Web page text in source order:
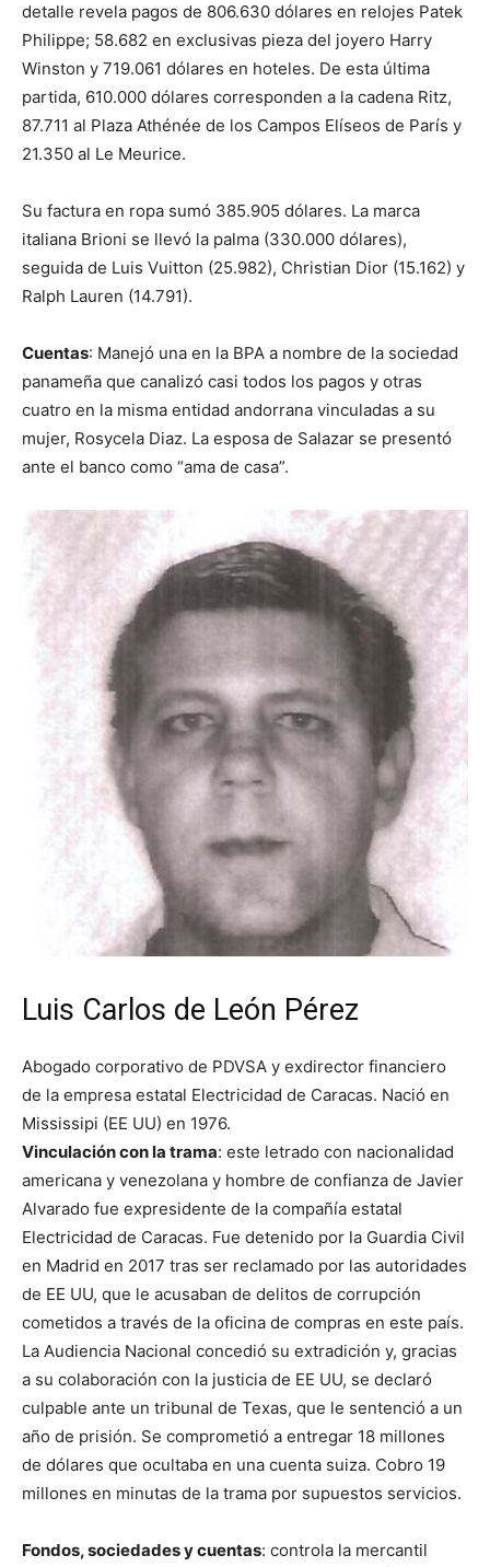
detalle revela pagos de 806.630 dólares en relojes Patek
Philippe; 58.682 en exclusivas pieza del joyero Harry
Winston y 719.061 dólares en hoteles. De esta última
partida, 610.000 dólares corresponden a la cadena Ritz,
87.711 al Plaza Athénée de los Campos Elíseos de París y
21.350 al Le Meurice.
Su factura en ropa sumó 385.905 dólares. La marca
italiana Brioni se llevó la palma (330.000 dólares),
seguida de Luis Vuitton (25.982), Christian Dior (15.162) y
Ralph Lauren (14.791).
Cuentas: Manejó una en la BPA a nombre de la sociedad
panameña que canalizó casi todos los pagos y otras
cuatro en la misma entidad andorrana vinculadas a su
mujer, Rosycela Diaz. La esposa de Salazar se presentó
ante el banco como “ama de casa”.
Luis Carlos de León Pérez
Abogado corporativo de PDVSA y exdirector financiero
de la empresa estatal Electricidad de Caracas. Nació en
Mississipi (EE UU) en 1976.
Vinculación con la trama: este letrado con nacionalidad
americana y venezolana y hombre de confianza de Javier
Alvarado fue expresidente de la compañía estatal
Electricidad de Caracas. Fue detenido por la Guardia Civil
en Madrid en 2017 tras ser reclamado por las autoridades
de EE UU, que le acusaban de delitos de corrupción
cometidos a través de la oficina de compras en este país.
La Audiencia Nacional concedió su extradición y, gracias
a su colaboración con la justicia de EE UU, se declaró
culpable ante un tribunal de Texas, que le sentenció a un
año de prisión. Se comprometió a entregar 18 millones
de dólares que ocultaba en una cuenta suiza. Cobro 19
millones en minutas de la trama por supuestos servicios.
Fondos, sociedades y cuentas: controla la mercantil